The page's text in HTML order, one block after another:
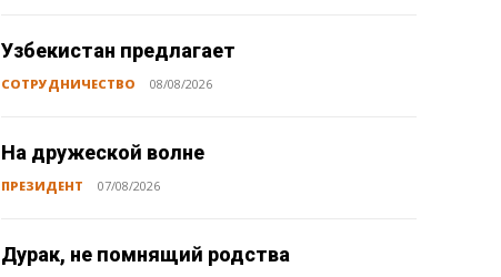
Узбекистан предлагает
СОТРУДНИЧЕСТВО 08/08/2026
На дружеской волне
ПРЕЗИДЕНТ 07/08/2026
Дурак, не помнящий родства